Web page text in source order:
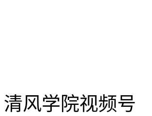
清风学院视频号